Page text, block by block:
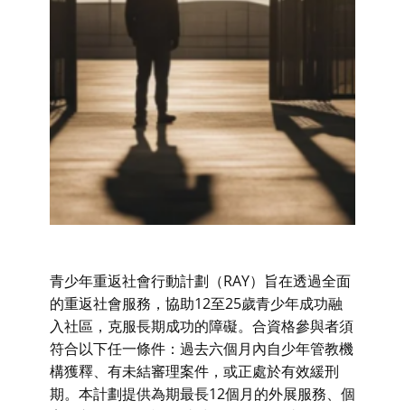
青少年重返社會行動計劃（RAY）旨在透過全面
的重返社會服務，協助12至25歲青少年成功融
入社區，克服長期成功的障礙。合資格參與者須
符合以下任一條件：過去六個月內自少年管教機
構獲釋、有未結審理案件，或正處於有效緩刑
期。本計劃提供為期最長12個月的外展服務、個